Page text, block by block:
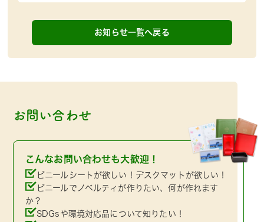
お知らせ一覧へ戻る
お問い合わせ
こんなお問い合わせも大歓迎！
ビニールシートが欲しい！デスクマットが欲しい！
ビニールでノベルティが作りたい、何が作れます
か？
SDGsや環境対応品について知りたい！